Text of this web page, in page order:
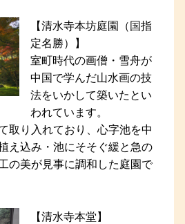
【清水寺本坊庭園（国指
定名勝）】
室町時代の画僧・雪舟が
中国で学んだ山水画の技
法をいかして築いたとい
われています。
取り入れており、心字池を中
え込み・池にそそぐ緩と急の
の美が見事に調和した庭園で
【清水寺本堂】